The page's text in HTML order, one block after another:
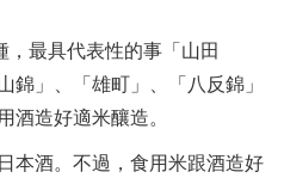
最具代表性的事「山田
錦」、「雄町」、「八反錦」
造好適米釀造。
本酒。不過，食用米跟酒造好